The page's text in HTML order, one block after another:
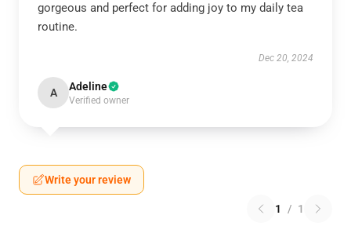
gorgeous and perfect for adding joy to my daily tea
routine.
Dec 20, 2024
A Adeline
Verified owner
Write your review
1 / 1